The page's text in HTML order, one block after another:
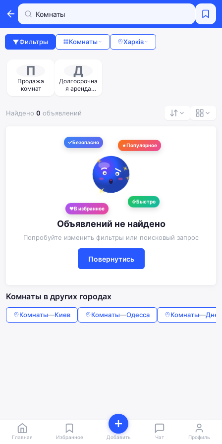
Фильтры Комнаты Харків
П
Продажа
комнат
Д
Долгосрочна
я аренда
Найдено 0 объявлений
Безопасно Популярное
Быстро
В избранное
Объявлений не найдено
Попробуйте изменить фильтры или поисковый запрос
Повернутись
Комнаты в других городах
Комнаты—Киев Комнаты—Одесса Комнаты—
Главная Избранное Добавить Чат Профиль